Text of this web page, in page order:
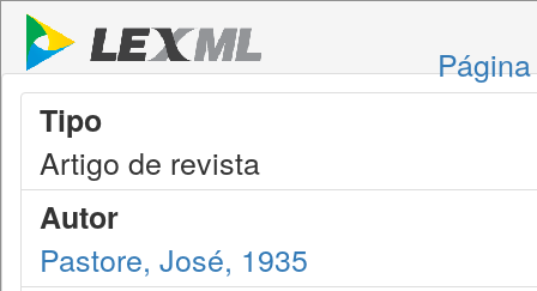
Tipo
Artigo de revista
Autor
Pastore, José, 1935